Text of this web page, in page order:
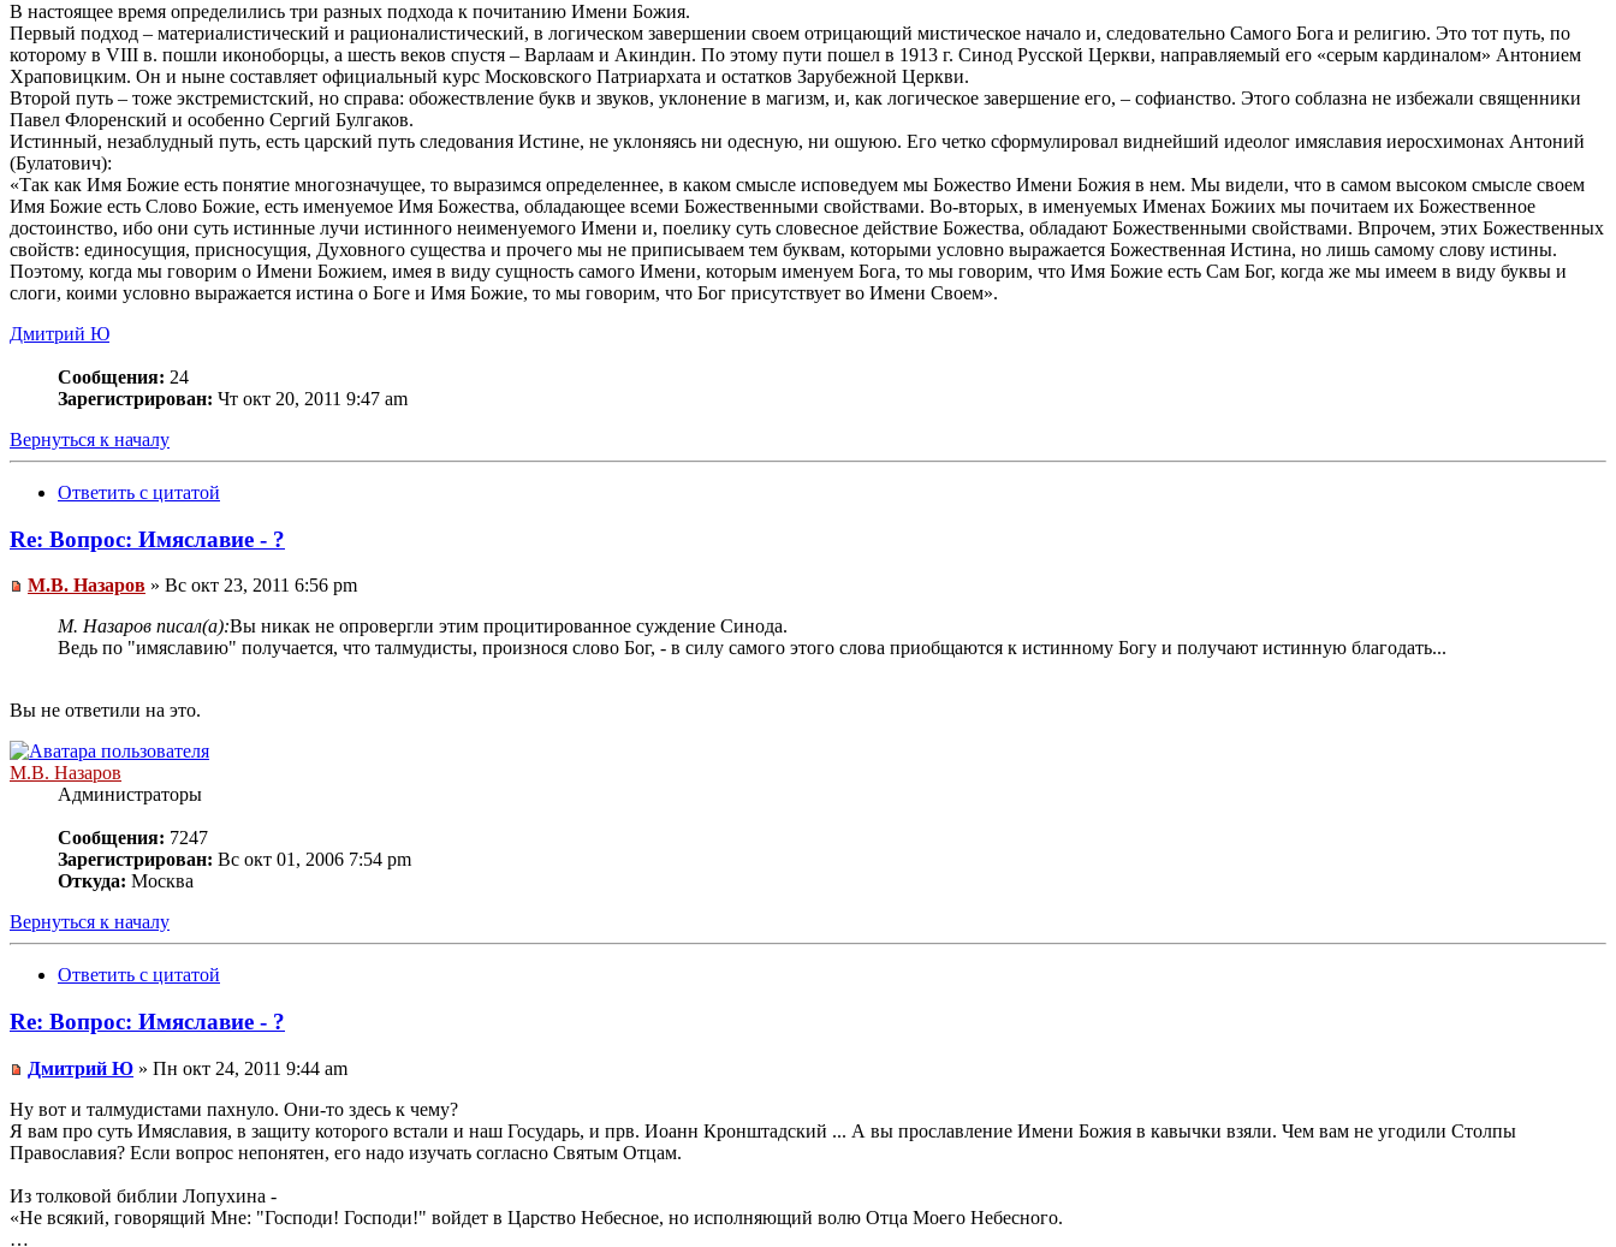
В настоящее время определились три разных подхода к почитанию Имени Божия.
Первый подход – материалистический и рационалистический, в логическом завершении своем отрицающий мистическое начало и, следовательно Самого Бога и религию. Это тот путь, по
которому в VIII в. пошли иконоборцы, а шесть веков спустя – Варлаам и Акиндин. По этому пути пошел в 1913 г. Синод Русской Церкви, направляемый его «серым кардиналом» Антонием
Храповицким. Он и ныне составляет официальный курс Московского Патриархата и остатков Зарубежной Церкви.
Второй путь – тоже экстремистский, но справа: обожествление букв и звуков, уклонение в магизм, и, как логическое завершение его, – софианство. Этого соблазна не избежали священники
Павел Флоренский и особенно Сергий Булгаков.
Истинный, незаблудный путь, есть царский путь следования Истине, не уклоняясь ни одесную, ни ошуюю. Его четко сформулировал виднейший идеолог имяславия иеросхимонах Антоний
(Булатович):
«Так как Имя Божие есть понятие многозначущее, то выразимся определеннее, в каком смысле исповедуем мы Божество Имени Божия в нем. Мы видели, что в самом высоком смысле своем
Имя Божие есть Слово Божие, есть именуемое Имя Божества, обладающее всеми Божественными свойствами. Во-вторых, в именуемых Именах Божиих мы почитаем их Божественное
достоинство, ибо они суть истинные лучи истинного неименуемого Имени и, поелику суть словесное действие Божества, обладают Божественными свойствами. Впрочем, этих Божественных
свойств: единосущия, присносущия, Духовного существа и прочего мы не приписываем тем буквам, которыми условно выражается Божественная Истина, но лишь самому слову истины.
Поэтому, когда мы говорим о Имени Божием, имея в виду сущность самого Имени, которым именуем Бога, то мы говорим, что Имя Божие есть Сам Бог, когда же мы имеем в виду буквы и
слоги, коими условно выражается истина о Боге и Имя Божие, то мы говорим, что Бог присутствует во Имени Своем».
Дмитрий Ю
Сообщения: 24
Зарегистрирован: Чт окт 20, 2011 9:47 am
Вернуться к началу
Ответить с цитатой
Re: Вопрос: Имяславие - ?
М.В. Назаров » Вс окт 23, 2011 6:56 pm
М. Назаров писал(а):Вы никак не опровергли этим процитированное суждение Синода.
Ведь по "имяславию" получается, что талмудисты, произнося слово Бог, - в силу самого этого слова приобщаются к истинному Богу и получают истинную благодать...
Вы не ответили на это.
М.В. Назаров
Администраторы
Сообщения: 7247
Зарегистрирован: Вс окт 01, 2006 7:54 pm
Откуда: Москва
Вернуться к началу
Ответить с цитатой
Re: Вопрос: Имяславие - ?
Дмитрий Ю » Пн окт 24, 2011 9:44 am
Ну вот и талмудистами пахнуло. Они-то здесь к чему?
Я вам про суть Имяславия, в защиту которого встали и наш Государь, и прв. Иоанн Кронштадский ... А вы прославление Имени Божия в кавычки взяли. Чем вам не угодили Столпы
Православия? Если вопрос непонятен, его надо изучать согласно Святым Отцам.
Из толковой библии Лопухина -
«Не всякий, говорящий Мне: "Господи! Господи!" войдет в Царство Небесное, но исполняющий волю Отца Моего Небесного.
…